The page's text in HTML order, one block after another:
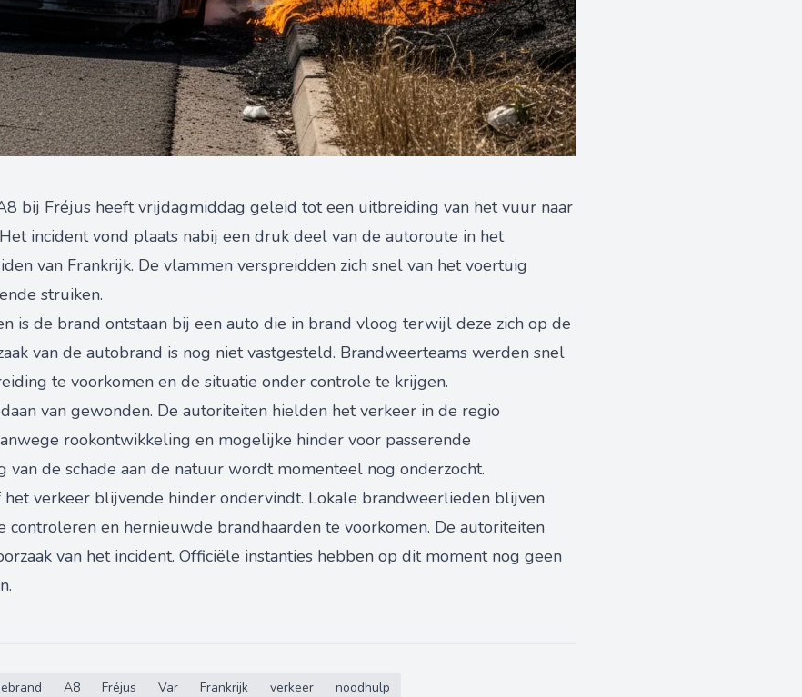
bij Fréjus heeft vrijdagmiddag geleid tot een uitbreiding van het vuur naar
incident vond plaats nabij een druk deel van de autoroute in het
van Frankrijk. De vlammen verspreidden zich snel van het voertuig
struiken.
is de brand ontstaan bij een auto die in brand vloog terwijl deze zich op de
van de autobrand is nog niet vastgesteld. Brandweerteams werden snel
te voorkomen en de situatie onder controle te krijgen.
van gewonden. De autoriteiten hielden het verkeer in de regio
rookontwikkeling en mogelijke hinder voor passerende
van de schade aan de natuur wordt momenteel nog onderzocht.
verkeer blijvende hinder ondervindt. Lokale brandweerlieden blijven
controleren en hernieuwde brandhaarden te voorkomen. De autoriteiten
van het incident. Officiële instanties hebben op dit moment nog geen
A8 Fréjus Var Frankrijk verkeer noodhulp